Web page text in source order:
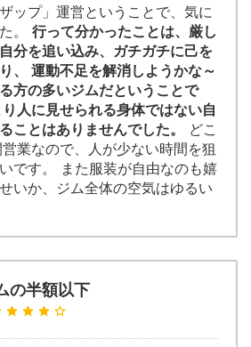
ップ」運営ということで、気に
。 行って分かったことは、厳し
分を追い込み、ガチガチに己を
、 運動不足を解消しようかな～
方の多いジムだということで
人に見せられる身体ではない自
ことはありませんでした。
どこ
業なので、人が少ない時間を狙
です。 また服装が自由なのも嬉
いか、ジム全体の空気はゆるい
の半額以下